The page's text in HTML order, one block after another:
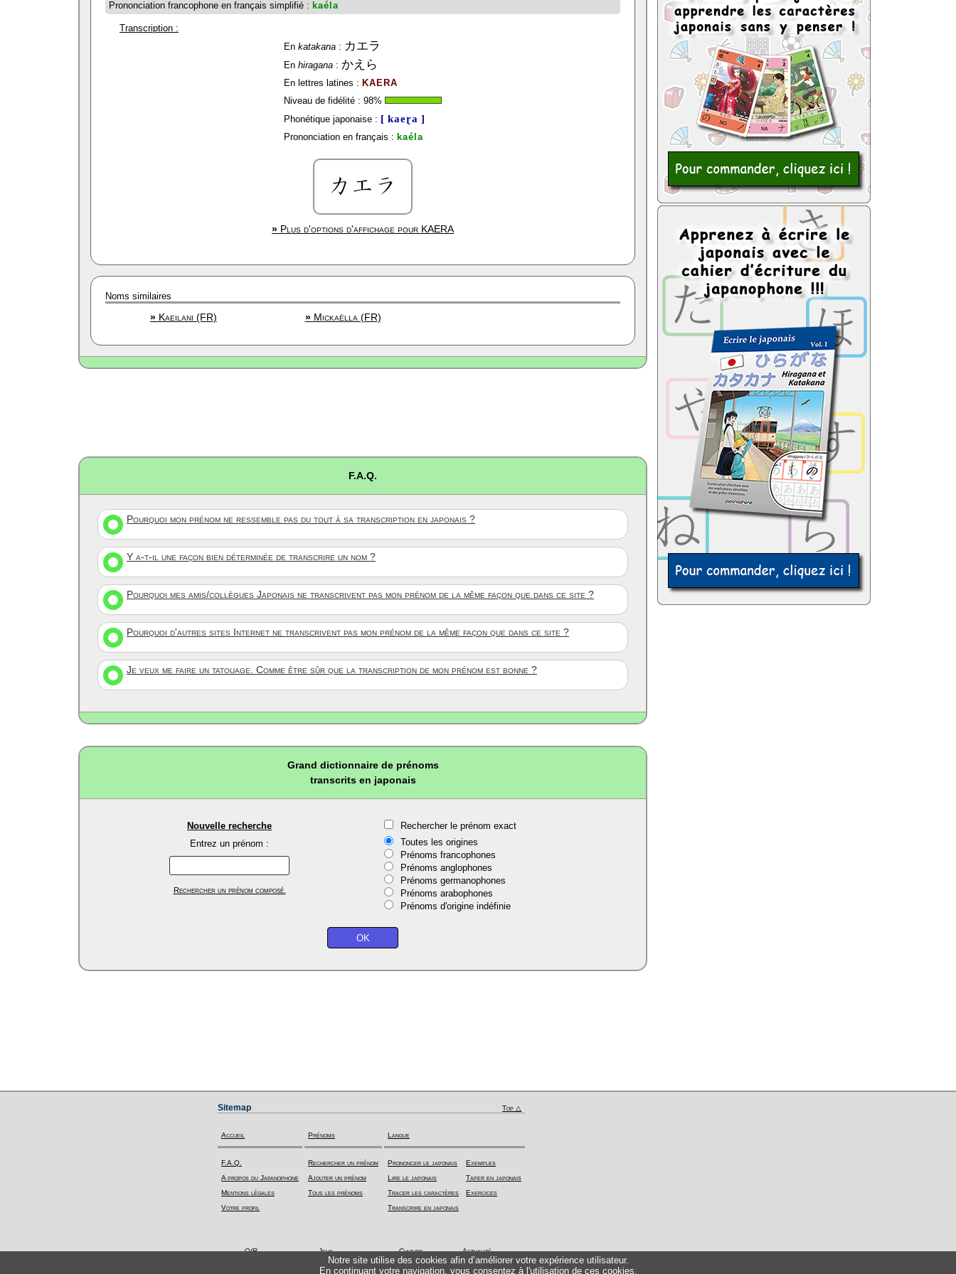
Prononciation francophone en français simplifié : kaéla
Transcription :
En katakana : カエラ
En hiragana : かえら
En lettres latines : KAERA
Niveau de fidélité : 98%
Phonétique japonaise : [ kaeɽa ]
Prononciation en français : kaéla
» Plus d'options d'affichage pour KAERA
Noms similaires
» Kaeilani (FR) »Mickaëlla (FR)
F.A.Q.
Pourquoi mon prénom ne ressemble pas du tout à sa transcription en japonais ?
Y a-t-il une façon bien déterminée de transcrire un nom ?
Pourquoi mes amis/collègues Japonais ne transcrivent pas mon prénom de la même façon que dans ce site ?
Pourquoi d'autres sites Internet ne transcrivent pas mon prénom de la même façon que dans ce site ?
Je veux me faire un tatouage. Comme être sûr que la transcription de mon prénom est bonne ?
Grand dictionnaire de prénoms
transcrits en japonais
Nouvelle recherche
Entrez un prénom :
Rechercher un prénom composé.
Rechercher le prénom exact
Toutes les origines
Prénoms francophones
Prénoms anglophones
Prénoms germanophones
Prénoms arabophones
Prénoms d'origine indéfinie
Notre site utilise des cookies afin d’améliorer votre expérience utilisateur.
En continuant votre navigation, vous consentez à l'utilisation de ces cookies.
Sitemap Top △
Accueil
F.A.Q.
A propos du Japanophone
Mentions légales
Votre profil
Prénoms
Rechercher un prénom
Ajouter un prénom
Tous les prénoms
Langue
Prononcer le japonais
Lire le japonais
Tracer les caractères
Transcrire en japonais
Exemples
Taper en japonais
Exercices
Q/R Jeux Culture Actualité